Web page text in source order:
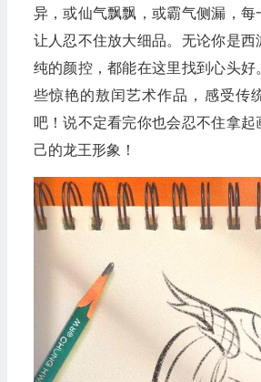
异，或仙气飘飘，或霸气侧漏，每
让人忍不住放大细品。无论你是
纯的颜控，都能在这里找到心头
些惊艳的敖闰艺术作品，感受传
吧！说不定看完你也会忍不住拿起
己的龙王形象！